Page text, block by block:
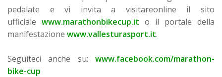
pedalate e vi invita a visitareonline il sito
ufficiale www.marathonbikecup.it o il portale della
manifestazione www.vallesturasport.it.
Seguiteci anche su: www.facebook.com/marathon-
bike-cup